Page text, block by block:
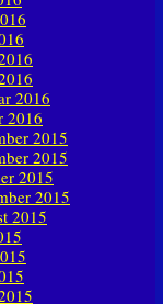
2016
2016
2015
2015
2015
2015
2015